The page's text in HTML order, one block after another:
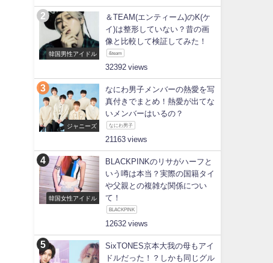
韓国男性アイドル
＆TEAM(エンティーム)のK(ケ
イ)は整形していない？昔の画
像と比較して検証してみた！
&team
32392
ジャニーズ
なにわ男子メンバーの熱愛を写
真付きでまとめ！熱愛が出てな
いメンバーはいるの？
なにわ男子
21163
韓国女性アイドル
BLACKPINKのリサがハーフと
いう噂は本当？実際の国籍タイ
や父親との複雑な関係につい
て！
BLACKPINK
12632
SixTONES京本大我の母もアイ
ドルだった！？しかも同じグル